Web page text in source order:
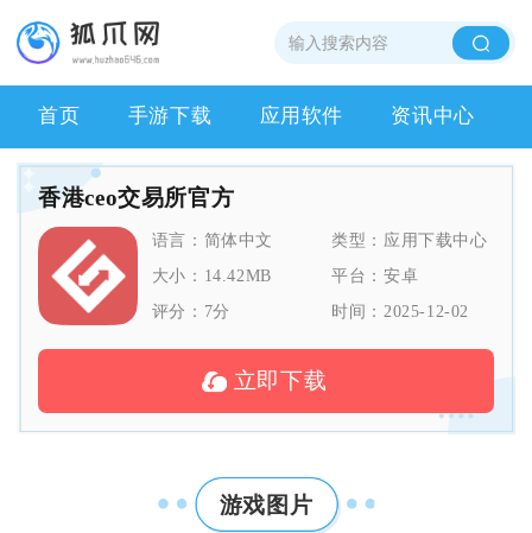
首页 手游下载 应用软件 资讯中心
香港ceo交易所官方
语言： 简体中文 类型： 应用下载中心
大小： 14.42MB 平台：安卓
评分： 7分 时间：2025-12-02
立即下载
游戏图片